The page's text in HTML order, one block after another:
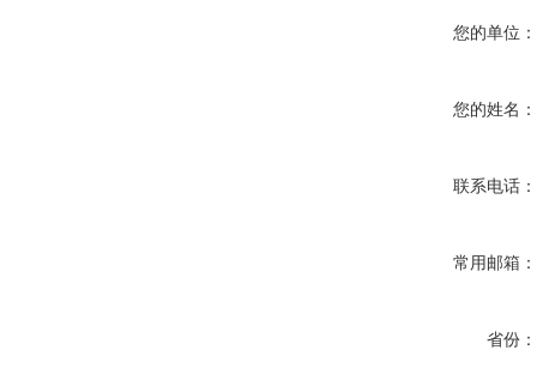
您的单位：
您的姓名：
联系电话：
常用邮箱：
省份：